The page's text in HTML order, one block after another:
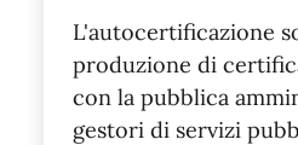
L'autocertificazione
produzione di
con la pubblica
gestori di servizi